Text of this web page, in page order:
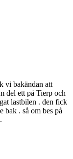
vi bakändan att
del ett på Tierp och
lastbilen . den fick
bak . så om bes på